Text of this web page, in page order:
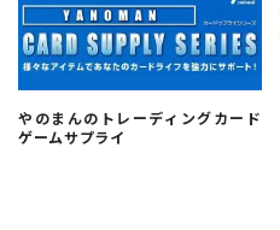
やのまんのトレーディングカード
ゲームサプライ